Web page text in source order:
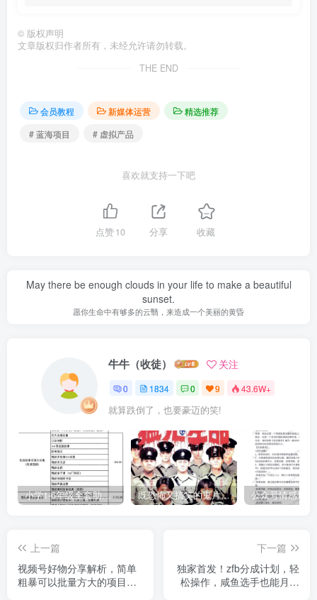
© 版权声明
文章版权归作者所有，未经允许请勿转载。
THE END
会员教程 新媒体运营
精选推荐
# 蓝海项目
# 虚拟产品
喜欢就支持一下吧
点赞10 分享 收藏
May there be enough clouds in your life to make a beautiful
sunset.
愿你生命中有够多的云翳，来造成一个美丽的黄昏
牛牛（收徒） 关注
0 1834 0 9 43.6W+
就算跌倒了，也要豪迈的笑!
小学1-6年级全套助学资源包（9000GB）(超值的精品资源-会员也需单独购买哦) 既恐怖又搞笑的鬼片（10部猛鬼恐怖片都是喜剧片）
上一篇
视频号好物分享解析，简单
粗暴可以批量方大的项目
下一篇
独家首发！zfb分成计划，轻
松操作，咸鱼选手也能月入